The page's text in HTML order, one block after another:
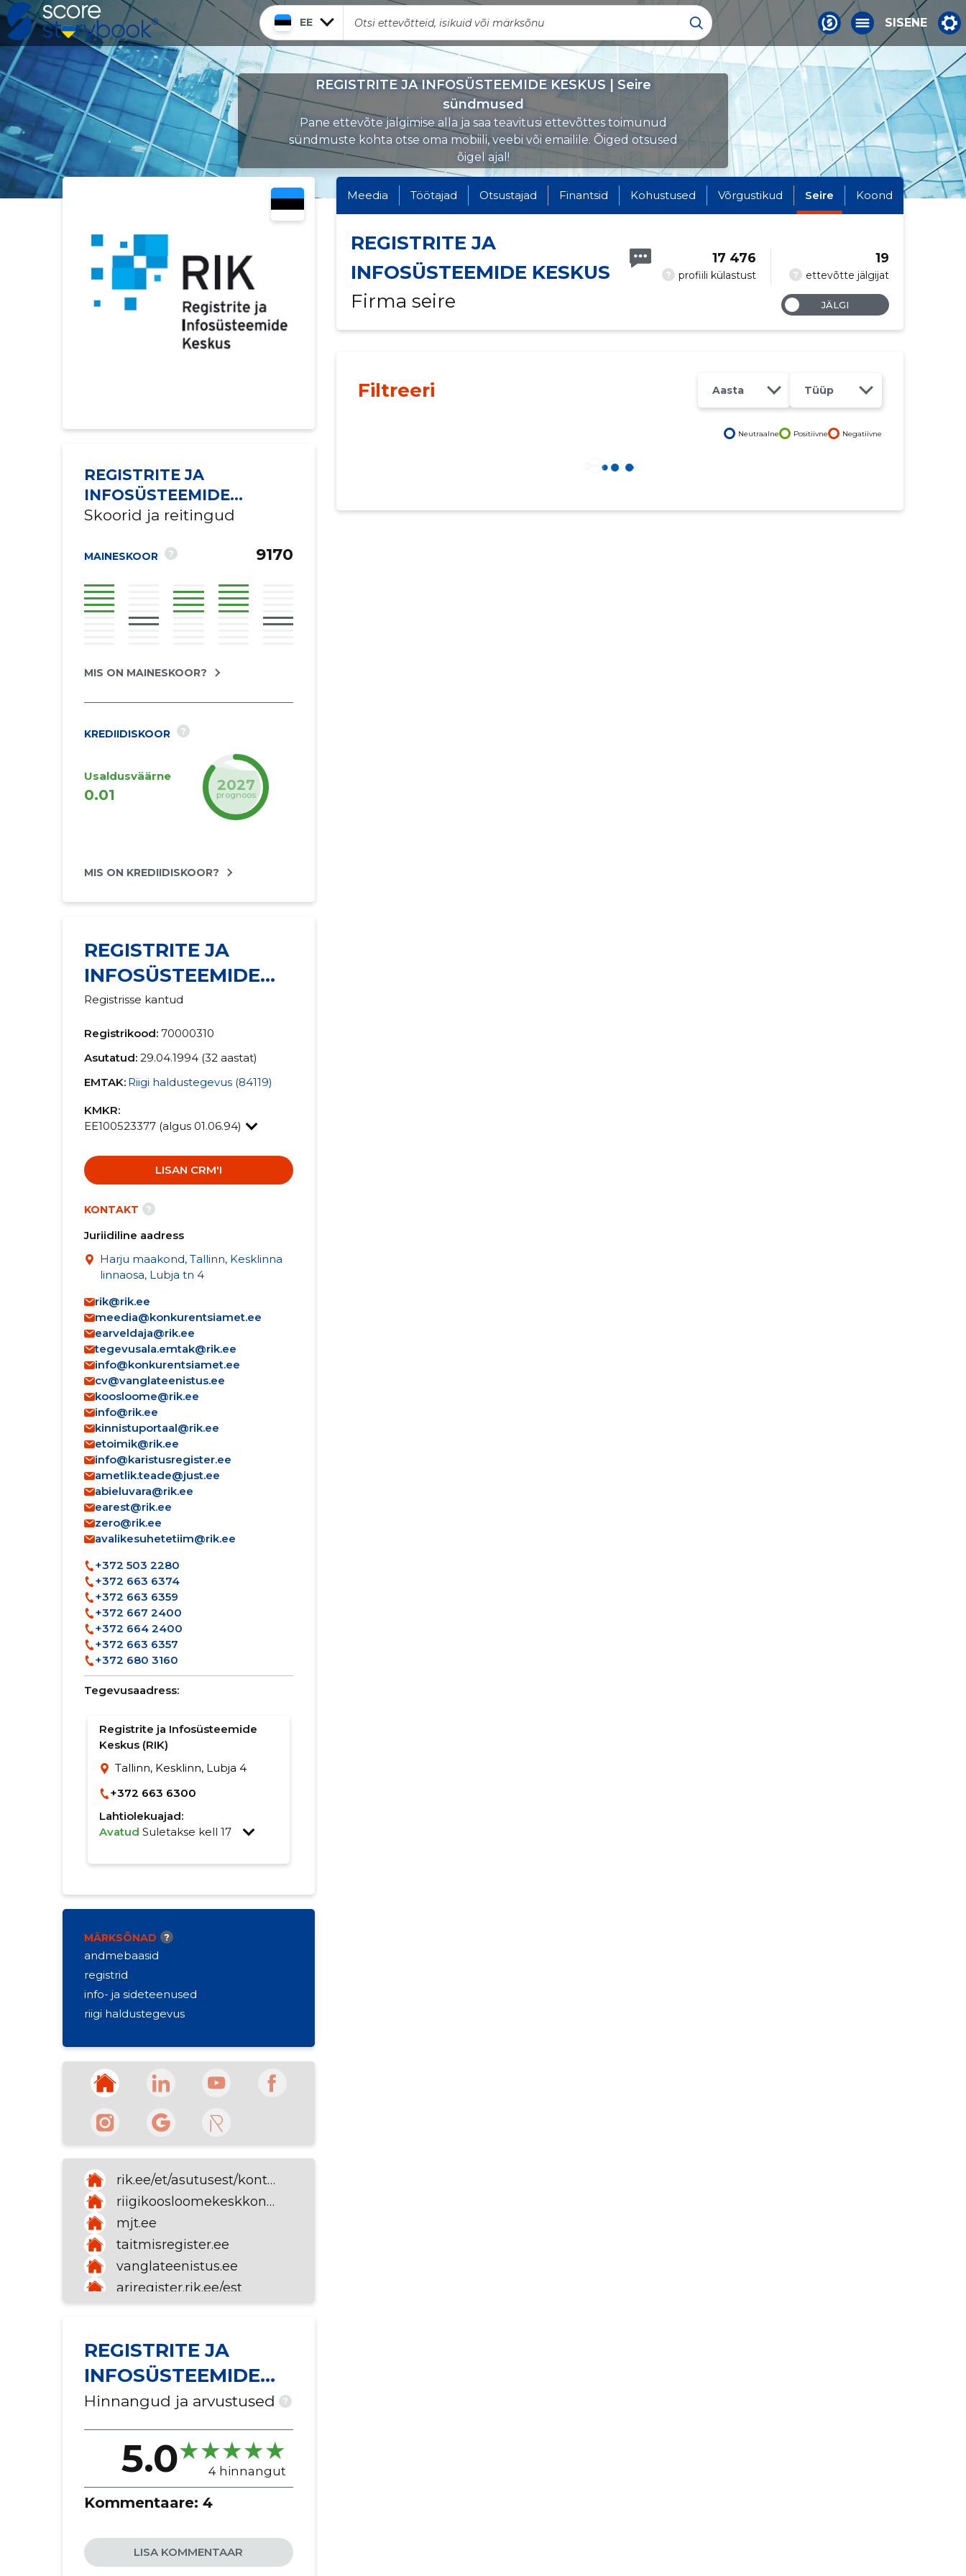
EE SISENE
REGISTRITE JA INFOSÜSTEEMIDE KESKUS | Seire
sündmused
Pane ettevõte jälgimise alla ja saa teavitusi ettevõttes toimunud
sündmuste kohta otse oma mobiili, veebi või emailile. Õiged otsused
õigel ajal!
REGISTRITE JA
INFOSÜSTEEMIDE
KESKUS
Skoorid ja reitingud
MAINESKOOR ? 9170
MIS ON MAINESKOOR?
KREDIIDISKOOR ?
Usaldusväärne
0.01
2027
prognoos
MIS ON KREDIIDISKOOR?
REGISTRITE JA
INFOSÜSTEEMIDE
KESKUS
Registrisse kantud
Registrikood: 70000310
Asutatud: 29.04.1994 (32 aastat)
EMTAK: Riigi haldustegevus (84119)
KMKR:
EE100523377 (algus 01.06.94)
LISAN CRM'I
KONTAKT ?
Juriidiline aadress
Harju maakond, Tallinn, Kesklinna
linnaosa, Lubja tn 4
rik@rik.ee
meedia@konkurentsiamet.ee
earveldaja@rik.ee
tegevusala.emtak@rik.ee
info@konkurentsiamet.ee
cv@vanglateenistus.ee
koosloome@rik.ee
info@rik.ee
kinnistuportaal@rik.ee
etoimik@rik.ee
info@karistusregister.ee
ametlik.teade@just.ee
abieluvara@rik.ee
earest@rik.ee
zero@rik.ee
avalikesuhetetiim@rik.ee
+372 503 2280
+372 663 6374
+372 663 6359
+372 667 2400
+372 664 2400
+372 663 6357
+372 680 3160
Tegevusaadress:
Registrite ja Infosüsteemide
Keskus (RIK)
Tallinn, Kesklinn, Lubja 4
+372 663 6300
Lahtiolekuajad:
Avatud Suletakse kell 17
MÄRKSÕNAD ?
andmebaasid
registrid
info- ja sideteenused
riigi haldustegevus
rik.ee/et/asutusest/kontaktid
riigikoosloomekeskkond.ee
mjt.ee
taitmisregister.ee
vanglateenistus.ee
ariregister.rik.ee/est
etoimik.rik.ee
REGISTRITE JA
INFOSÜSTEEMIDE
KESKUS
Hinnangud ja arvustused ?
5.0 4 hinnangut
Kommentaare: 4
LISA KOMMENTAAR
Meedia Töötajad Otsustajad Finantsid Kohustused Võrgustikud Seire Koond
REGISTRITE JA
INFOSÜSTEEMIDE KESKUS
Firma seire
? profiili külastust
17 476
? ettevõtte jälgijat
19
JÄLGI
Filtreeri Aasta Tüüp
Neutraalne Positiivne Negatiivne